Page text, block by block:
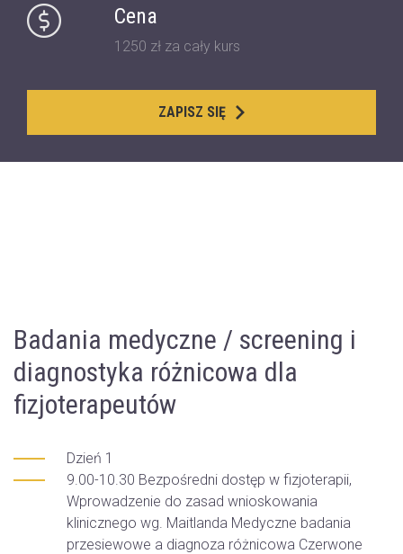
Cena
1250 zł za cały kurs
ZAPISZ SIĘ
Badania medyczne / screening i
diagnostyka różnicowa dla
fizjoterapeutów
Dzień 1
9.00-10.30 Bezpośredni dostęp w fizjoterapii,
Wprowadzenie do zasad wnioskowania
klinicznego wg. Maitlanda Medyczne badania
przesiewowe a diagnoza różnicowa Czerwone